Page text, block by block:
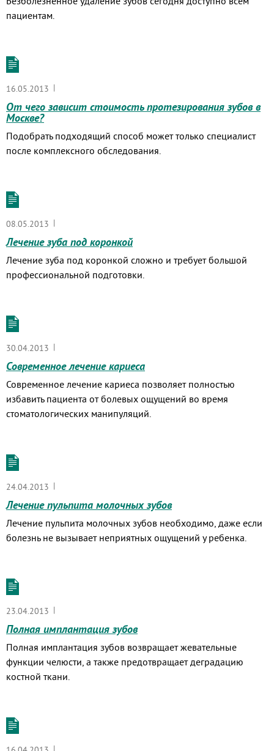
пациентам.
16.05.2013 |
От чего зависит стоимость протезирования зубов в
Москве?
Подобрать подходящий способ может только специалист
после комплексного обследования.
08.05.2013 |
Лечение зуба под коронкой
Лечение зуба под коронкой сложно и требует большой
профессиональной подготовки.
30.04.2013 |
Современное лечение кариеса
Современное лечение кариеса позволяет полностью
избавить пациента от болевых ощущений во время
стоматологических манипуляций.
24.04.2013 |
Лечение пульпита молочных зубов
Лечение пульпита молочных зубов необходимо, даже если
болезнь не вызывает неприятных ощущений у ребенка.
23.04.2013 |
Полная имплантация зубов
Полная имплантация зубов возвращает жевательные
функции челюсти, а также предотвращает деградацию
костной ткани.
|